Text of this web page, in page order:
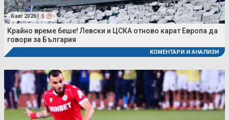
6 авг 2026 | 5
Крайно време беше! Левски и ЦСКА отново карат Европа да
говори за България
КОМЕНТАРИ И АНАЛИЗИ